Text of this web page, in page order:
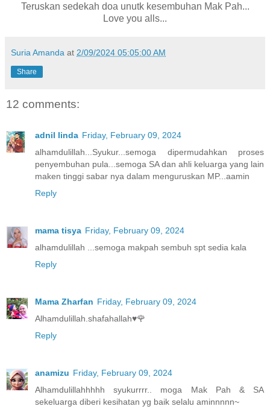
Teruskan sedekah doa unutk kesembuhan Mak Pah...
Love you alls...
Suria Amanda at 2/09/2024 05:05:00 AM
Share
12 comments:
adnil linda Friday, February 09, 2024
alhamdulillah...Syukur...semoga dipermudahkan proses
penyembuhan pula...semoga SA dan ahli keluarga yang lain
maken tinggi sabar nya dalam menguruskan MP...aamin
Reply
mama tisya Friday, February 09, 2024
alhamdulillah ...semoga makpah sembuh spt sedia kala
Reply
Mama Zharfan Friday, February 09, 2024
Alhamdulillah.shafahallah♥️🌹
Reply
anamizu Friday, February 09, 2024
Alhamdulillahhhhh syukurrrr.. moga Mak Pah & SA
sekeluarga diberi kesihatan yg baik selalu aminnnnn~